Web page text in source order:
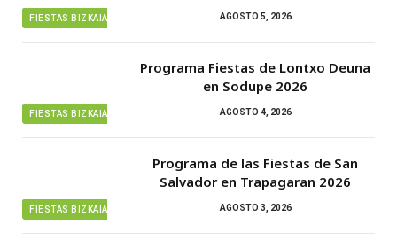
FIESTAS BIZKAIA AGOSTO 5, 2026
FIESTAS BIZKAIA
Programa Fiestas de Lontxo Deuna
en Sodupe 2026
AGOSTO 4, 2026
FIESTAS BIZKAIA
Programa de las Fiestas de San
Salvador en Trapagaran 2026
AGOSTO 3, 2026